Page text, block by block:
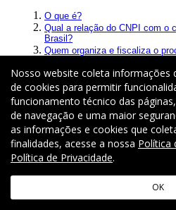
Copyright © 2026 Fundação Getulio
Nosso website coleta informações
de cookies para permitir
funcionamento técnico das
de navegação e uma maior
as informações e cookies que
finalidades, acesse a nossa Política
Política de Privacidade.
OK